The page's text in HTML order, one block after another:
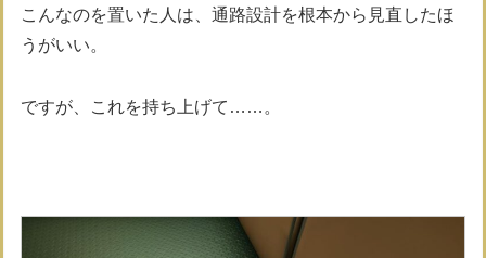
こんなのを置いた人は、通路設計を根本から見直したほ
うがいい。
ですが、これを持ち上げて……。